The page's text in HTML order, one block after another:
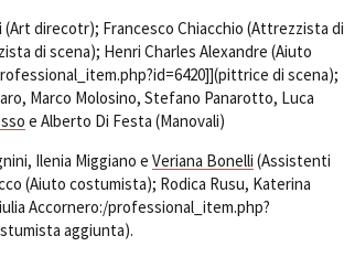
direcotr); Francesco Chiacchio (Attrezzista di
di scena); Henri Charles Alexandre (Aiuto
di scena);
Marco Molosino, Stefano Panarotto, Luca
e Alberto Di Festa (Manovali)
Ilenia Miggiano e Veriana Bonelli (Assistenti
(Aiuto costumista); Rodica Rusu, Katerina
Accornero:/professional_item.php?
aggiunta).